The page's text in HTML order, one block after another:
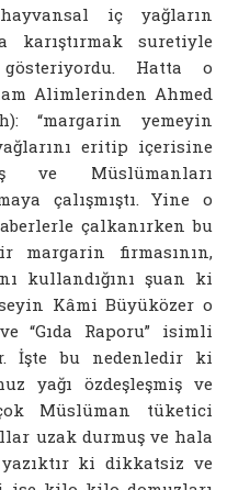
iç yağların
karıştırmak suretiyle
Hatta o
Alimlerinden Ahmed
“margarin yemeyin
eritip içerisine
ve Müslümanları
çalışmıştı. Yine o
çalkanırken bu
margarin firmasının,
kullandığını şuan ki
Kâmi Büyüközer o
“Gıda Raporu” isimli
İşte bu nedenledir ki
yağı özdeşleşmiş ve
Müslüman tüketici
uzak durmuş ve hala
ki dikkatsiz ve